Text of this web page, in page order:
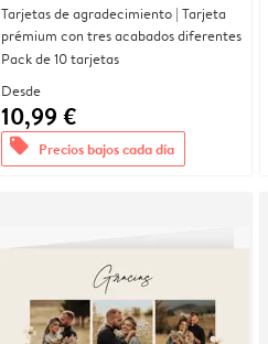
Tarjetas de agradecimiento | Tarjeta
prémium con tres acabados diferentes
Pack de 10 tarjetas
Desde
10,99 €
offers Precios bajos cada día